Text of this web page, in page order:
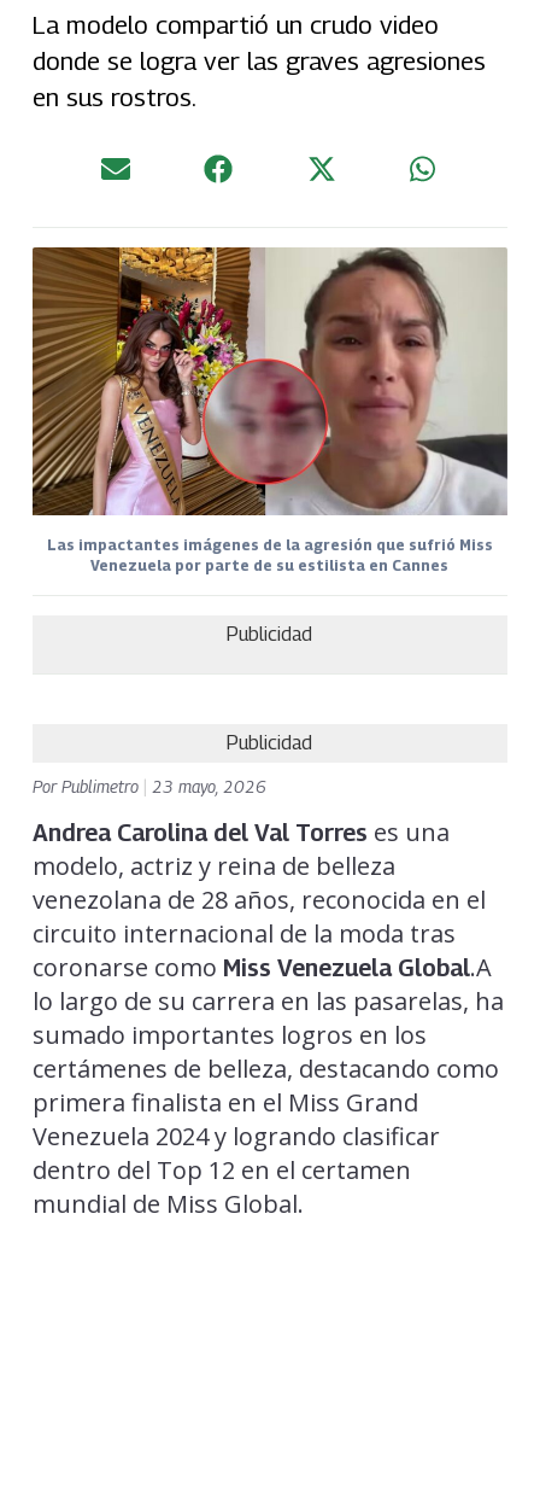
La modelo compartió un crudo video
donde se logra ver las graves agresiones
en sus rostros.
Las impactantes imágenes de la agresión que sufrió Miss
Venezuela por parte de su estilista en Cannes
Publicidad
Publicidad
PorPublimetro 23 mayo, 2026
Andrea Carolina del Val Torres es una
modelo, actriz y reina de belleza
venezolana de 28 años, reconocida en el
circuito internacional de la moda tras
coronarse como Miss Venezuela Global.A
lo largo de su carrera en las pasarelas, ha
sumado importantes logros en los
certámenes de belleza, destacando como
primera finalista en el Miss Grand
Venezuela 2024 y logrando clasificar
dentro del Top 12 en el certamen
mundial de Miss Global.